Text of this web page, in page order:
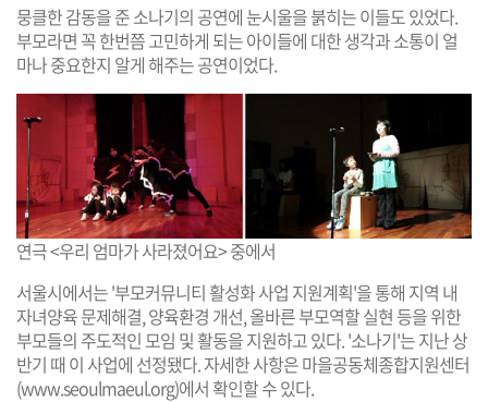
뭉클한 감동을 준 소나기의 공연에 눈시울을 붉히는 이들도 있었다.
부모라면 꼭 한번쯤 고민하게 되는 아이들에 대한 생각과 소통이 얼
마나 중요한지 알게 해주는 공연이었다.
연극 <우리 엄마가 사라졌어요> 중에서
서울시에서는 '부모커뮤니티 활성화 사업 지원계획'을 통해 지역 내
자녀양육 문제해결, 양육환경 개선, 올바른 부모역할 실현 등을 위한
부모들의 주도적인 모임 및 활동을 지원하고 있다. '소나기'는 지난 상
반기 때 이 사업에 선정됐다. 자세한 사항은 마을공동체종합지원센터
(www.seoulmaeul.org)에서 확인할 수 있다.